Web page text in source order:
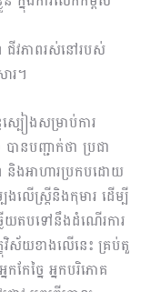
ជីវភាពរស់នៅរបស់
រ។
ស្បៀងសម្រាប់ការ
នបញ្ជាក់ថា ប្រជា
និងអាហារប្រកបដោយ
លើស្ត្រីនិងកុមារ ដើម្បី
លើយតបទៅនឹងដំណើរការ
ខុវិស័យខាងលើនេះ គ្រប់តួ
ែច្នៃ អ្នកបរិភោគ